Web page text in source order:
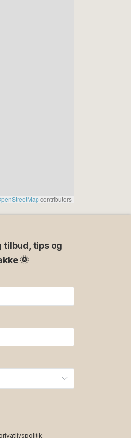
contributors
tilbud, tips og
🌞
privatlivspolitik.